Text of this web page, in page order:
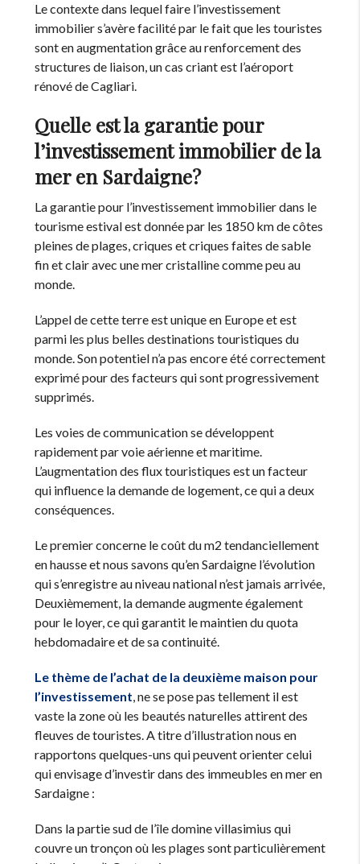
Le contexte dans lequel faire l’investissement
immobilier s’avère facilité par le fait que les touristes
sont en augmentation grâce au renforcement des
structures de liaison, un cas criant est l’aéroport
rénové de Cagliari.
Quelle est la garantie pour
l’investissement immobilier de la
mer en Sardaigne?
La garantie pour l’investissement immobilier dans le
tourisme estival est donnée par les 1850 km de côtes
pleines de plages, criques et criques faites de sable
fin et clair avec une mer cristalline comme peu au
monde.
L’appel de cette terre est unique en Europe et est
parmi les plus belles destinations touristiques du
monde. Son potentiel n’a pas encore été correctement
exprimé pour des facteurs qui sont progressivement
supprimés.
Les voies de communication se développent
rapidement par voie aérienne et maritime.
L’augmentation des flux touristiques est un facteur
qui influence la demande de logement, ce qui a deux
conséquences.
Le premier concerne le coût du m2 tendanciellement
en hausse et nous savons qu’en Sardaigne l’évolution
qui s’enregistre au niveau national n’est jamais arrivée,
Deuxièmement, la demande augmente également
pour le loyer, ce qui garantit le maintien du quota
hebdomadaire et de sa continuité.
Le thème de l’achat de la deuxième maison pour
l’investissement, ne se pose pas tellement il est
vaste la zone où les beautés naturelles attirent des
fleuves de touristes. A titre d’illustration nous en
rapportons quelques-uns qui peuvent orienter celui
qui envisage d’investir dans des immeubles en mer en
Sardaigne :
Dans la partie sud de l’île domine villasimius qui
couvre un tronçon où les plages sont particulièrement